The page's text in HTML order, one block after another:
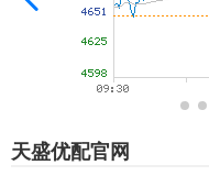
天盛优配官网